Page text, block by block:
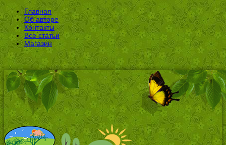
Главная
Об авторе
Контакты
Все статьи
Магазин